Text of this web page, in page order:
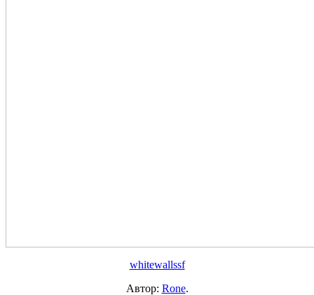
whitewallssf
Автор: Rone.